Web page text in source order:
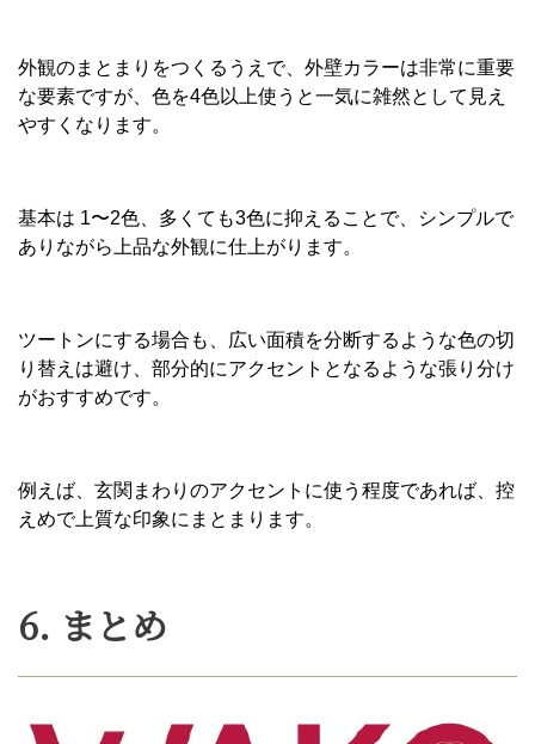
外観のまとまりをつくるうえで、外壁カラーは非常に重要
な要素ですが、色を4色以上使うと一気に雑然として見え
やすくなります。
基本は 1〜2色、多くても3色に抑えることで、シンプルで
ありながら上品な外観に仕上がります。
ツートンにする場合も、広い面積を分断するような色の切
り替えは避け、部分的にアクセントとなるような張り分け
がおすすめです。
例えば、玄関まわりのアクセントに使う程度であれば、控
えめで上質な印象にまとまります。
6. まとめ